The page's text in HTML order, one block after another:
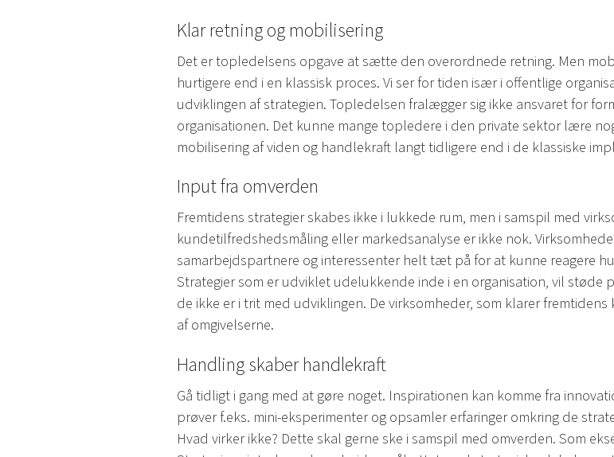
Klar retning og mobilisering
Det er topledelsens opgave at sætte den overordnede retning. Men
hurtigere end i en klassisk proces. Vi ser for tiden især i offentlige
udviklingen af strategien. Topledelsen fralægger sig ikke ansvaret for
organisationen. Det kunne mange topledere i den private sektor lære
mobilisering af viden og handlekraft langt tidligere end i de klassiske
Input fra omverden
Fremtidens strategier skabes ikke i lukkede rum, men i samspil med
kundetilfredshedsmåling eller markedsanalyse er ikke nok.
samarbejdspartnere og interessenter helt tæt på for at kunne reagere
Strategier som er udviklet udelukkende inde i en organisation, vil støde
de ikke er i trit med udviklingen. De virksomheder, som klarer
af omgivelserne.
Handling skaber handlekraft
Gå tidligt i gang med at gøre noget. Inspirationen kan komme fra
prøver f.eks. mini-eksperimenter og opsamler erfaringer omkring de
Hvad virker ikke? Dette skal gerne ske i samspil med omverden. Som